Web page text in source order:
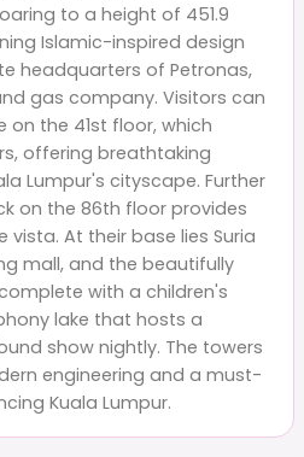
to a height of 451.9
Islamic-inspired design
headquarters of Petronas,
gas company. Visitors can
on the 41st floor, which
offering breathtaking
Lumpur's cityscape. Further
on the 86th floor provides
vista. At their base lies Suria
mall, and the beautifully
with a children's
lake that hosts a
show nightly. The towers
engineering and a must-
Kuala Lumpur.